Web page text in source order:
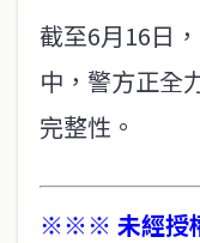
截至6月16日
中，警方正全
完整性。
※※※ 未經授